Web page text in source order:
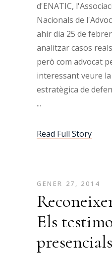
d'ENATIC,
Nacionals de
ahir dia 25 de
analitzar casos
però com advocat
interessant veure
estratègica de
Read Full Story
GENER 27, 2014
Els